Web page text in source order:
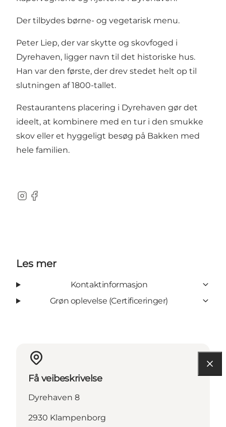
Der tilbydes børne- og vegetarisk menu.
Peter Liep, der var skytte og skovfoged i
Dyrehaven, ligger navn til det historiske hus.
Han var den første, der drev stedet helt op til
slutningen af 1800-tallet.
Restaurantens placering i Dyrehaven gør det
ideelt, at kombinere med en tur i den smukke
skov eller et hyggeligt besøg på Bakken med
hele familien.
Instagram
Facebook
Les mer
Kontaktinformasjon
Grøn oplevelse (Certificeringer)
Få veibeskrivelse
Dyrehaven 8
2930 Klampenborg